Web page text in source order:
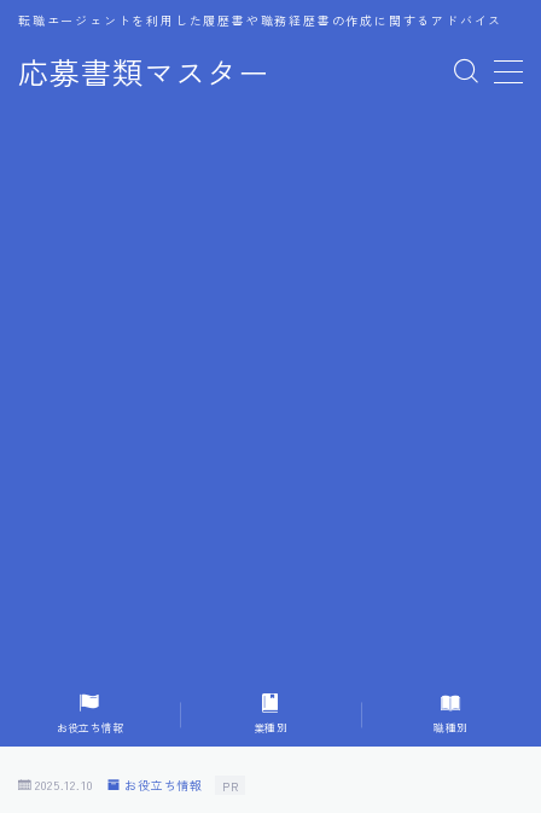
応募書類マスター
転職エージェントを利用した履歴書や職務経歴書の作成に関するアドバイス
MENU
9.転職成功者の事例分析とアドバイス
10.面接官に好印象を与える方法
お役立ち情報 業種別 職種別
2025.12.10 お役立ち情報 PR